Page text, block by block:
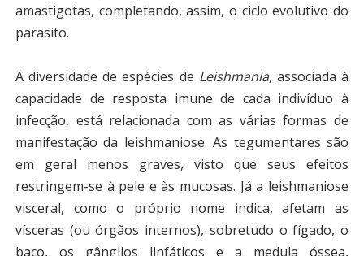
amastigotas, completando, assim, o ciclo evolutivo do
parasito.
A diversidade de espécies de Leishmania, associada à
capacidade de resposta imune de cada indivíduo à
infecção, está relacionada com as várias formas de
manifestação da leishmaniose. As tegumentares são
em geral menos graves, visto que seus efeitos
restringem-se à pele e às mucosas. Já a leishmaniose
visceral, como o próprio nome indica, afetam as
vísceras (ou órgãos internos), sobretudo o fígado, o
baço, os gânglios linfáticos e a medula óssea,